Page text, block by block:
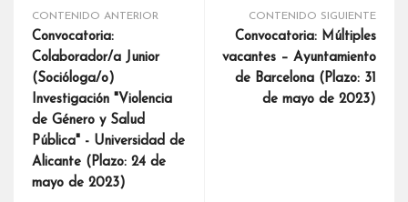
CONTENIDO ANTERIOR
Convocatoria:
Colaborador/a Junior
(Socióloga/o)
Investigación "Violencia
de Género y Salud
Pública" - Universidad de
Alicante (Plazo: 24 de
mayo de 2023)
CONTENIDO SIGUIENTE
Convocatoria: Múltiples
vacantes – Ayuntamiento
de Barcelona (Plazo: 31
de mayo de 2023)